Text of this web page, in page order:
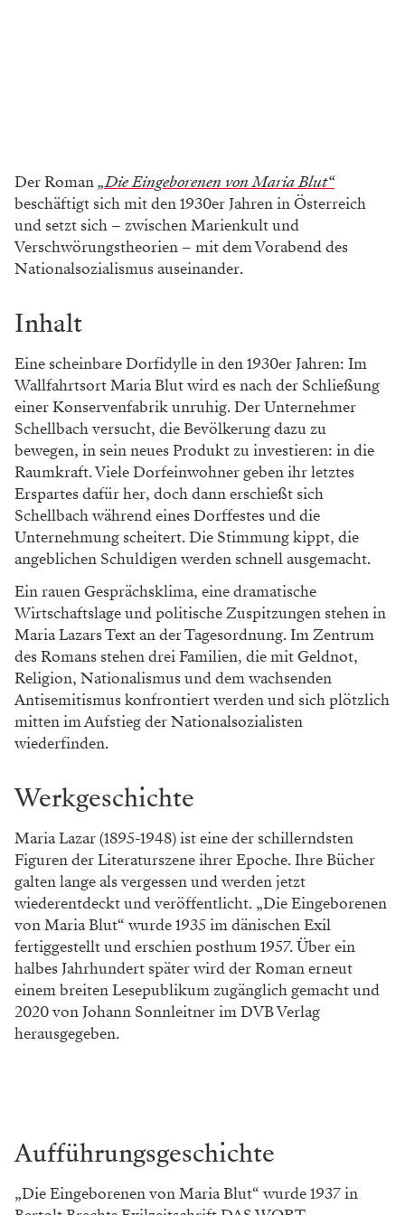
Der Roman„Die Eingeborenen von Maria Blut“
beschäftigt sich mit den 1930er Jahren in Österreich
und setzt sich – zwischen Marienkult und
Verschwörungstheorien – mit dem Vorabend des
Nationalsozialismus auseinander.
Inhalt
Eine scheinbare Dorfidylle in den 1930er Jahren: Im
Wallfahrtsort Maria Blut wird es nach der Schließung
einer Konservenfabrik unruhig. Der Unternehmer
Schellbach versucht, die Bevölkerung dazu zu
bewegen, in sein neues Produkt zu investieren: in die
Raumkraft. Viele Dorfeinwohner geben ihr letztes
Erspartes dafür her, doch dann erschießt sich
Schellbach während eines Dorffestes und die
Unternehmung scheitert. Die Stimmung kippt, die
angeblichen Schuldigen werden schnell ausgemacht.
Ein rauen Gesprächsklima, eine dramatische
Wirtschaftslage und politische Zuspitzungen stehen in
Maria Lazars Text an der Tagesordnung. Im Zentrum
des Romans stehen drei Familien, die mit Geldnot,
Religion, Nationalismus und dem wachsenden
Antisemitismus konfrontiert werden und sich plötzlich
mitten im Aufstieg der Nationalsozialisten
wiederfinden.
Werkgeschichte
Maria Lazar (1895-1948) ist eine der schillerndsten
Figuren der Literaturszene ihrer Epoche. Ihre Bücher
galten lange als vergessen und werden jetzt
wiederentdeckt und veröffentlicht. „Die Eingeborenen
von Maria Blut“ wurde 1935 im dänischen Exil
fertiggestellt und erschien posthum 1957. Über ein
halbes Jahrhundert später wird der Roman erneut
einem breiten Lesepublikum zugänglich gemacht und
2020 von Johann Sonnleitner im DVB Verlag
herausgegeben.
Aufführungsgeschichte
„Die Eingeborenen von Maria Blut“ wurde 1937 in